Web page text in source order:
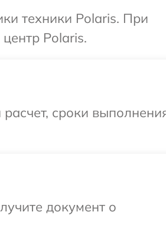
техники Polaris. При
Polaris.
сроки
документ о